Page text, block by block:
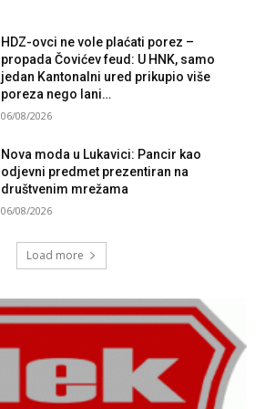
HDZ-ovci ne vole plaćati porez –
propada Čovićev feud: U HNK, samo
jedan Kantonalni ured prikupio više
poreza nego lani…
06/08/2026
Nova moda u Lukavici: Pancir kao
odjevni predmet prezentiran na
društvenim mrežama
06/08/2026
Load more